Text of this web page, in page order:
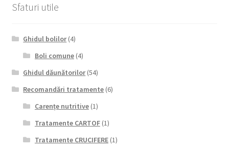
Sfaturi utile
Ghidul bolilor(4)
Boli comune(4)
Ghidul dăunătorilor(54)
Recomandări tratamente (6)
Carențe nutritive(1)
Tratamente CARTOF(1)
Tratamente CRUCIFERE(1)